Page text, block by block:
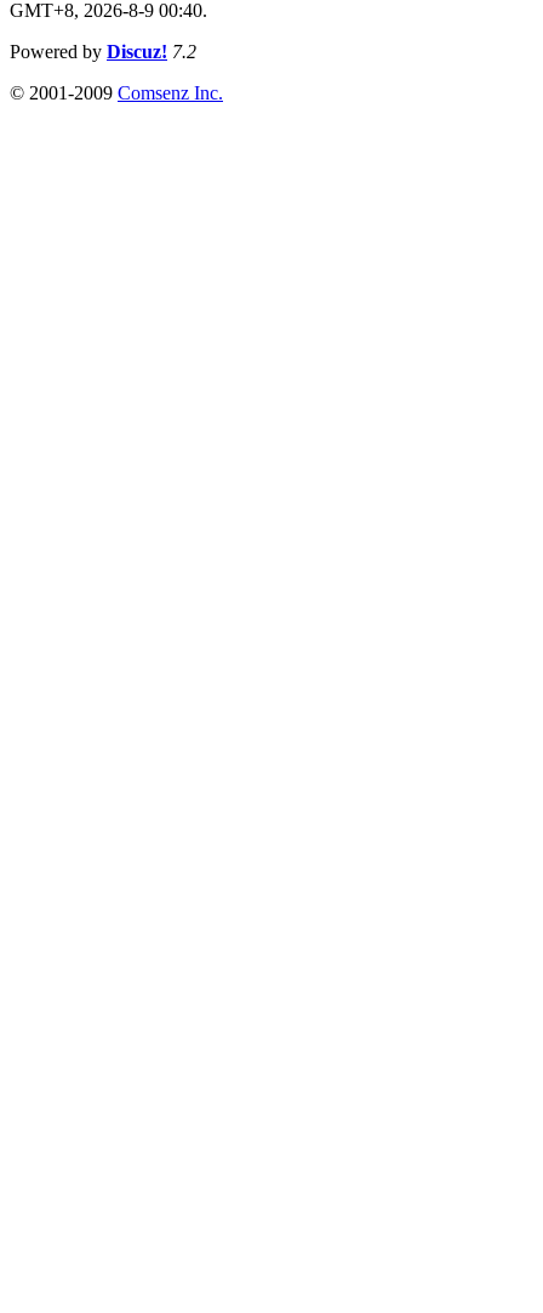
GMT+8, 2026-8-9 00:40.
Powered by Discuz! 7.2
© 2001-2009 Comsenz Inc.